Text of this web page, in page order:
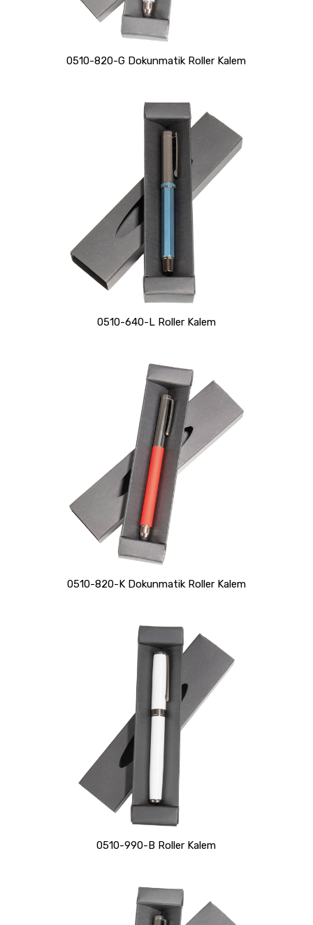
0510-820-G Dokunmatik Roller Kalem
0510-640-L Roller Kalem
0510-820-K Dokunmatik Roller Kalem
0510-990-B Roller Kalem